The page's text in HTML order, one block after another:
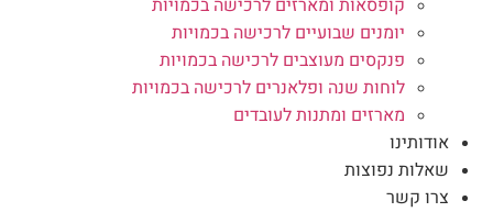
יומנים שבועיים לרכישה בכמויות
פנקסים מעוצבים לרכישה בכמויות
לוחות שנה ופלאנרים לרכישה בכמויות
מארזים ומתנות לעובדים
אודותינו
שאלות נפוצות
צרו קשר